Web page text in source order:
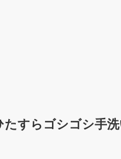
たすらゴシゴシ手洗